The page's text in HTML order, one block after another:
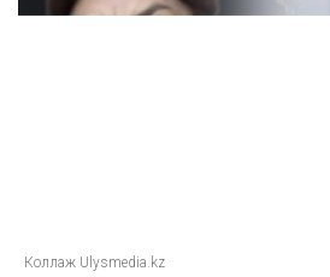
Коллаж Ulysmedia.kz